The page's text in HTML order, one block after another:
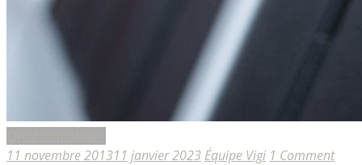
11 novembre 201311 janvier 2023 Équipe Vigi 1 Comment